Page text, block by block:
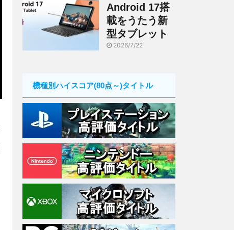
Android 17搭
載をうたう新
型タブレット
2026/7/22
機種別ハイスコア(80点～)タイトル